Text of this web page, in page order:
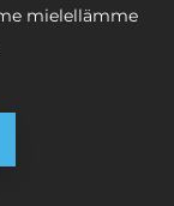
mielellämme